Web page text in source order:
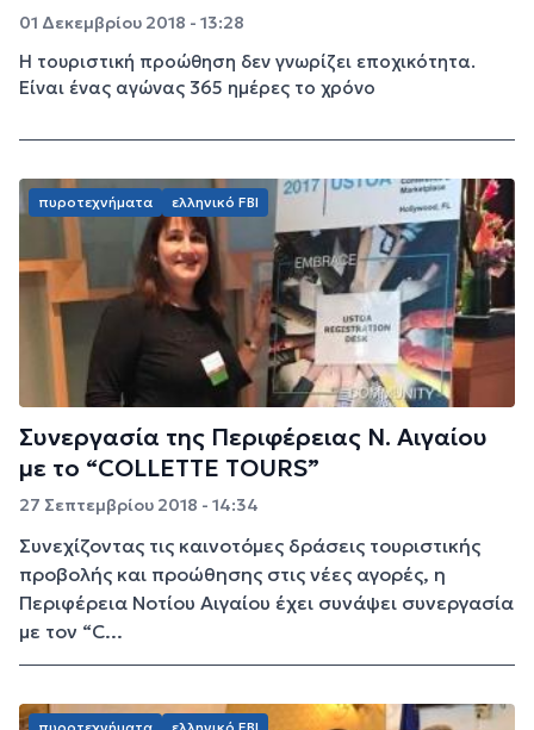
01 Δεκεμβρίου 2018 - 13:28
Η τουριστική προώθηση δεν γνωρίζει εποχικότητα.
Είναι ένας αγώνας 365 ημέρες το χρόνο
πυροτεχνήματα ελληνικό FBI
Συνεργασία της Περιφέρειας Ν. Αιγαίου
με το “COLLETTE ΤOURS”
27 Σεπτεμβρίου 2018 - 14:34
Συνεχίζοντας τις καινοτόμες δράσεις τουριστικής
προβολής και προώθησης στις νέες αγορές, η
Περιφέρεια Νοτίου Αιγαίου έχει συνάψει συνεργασία
με τον “C...